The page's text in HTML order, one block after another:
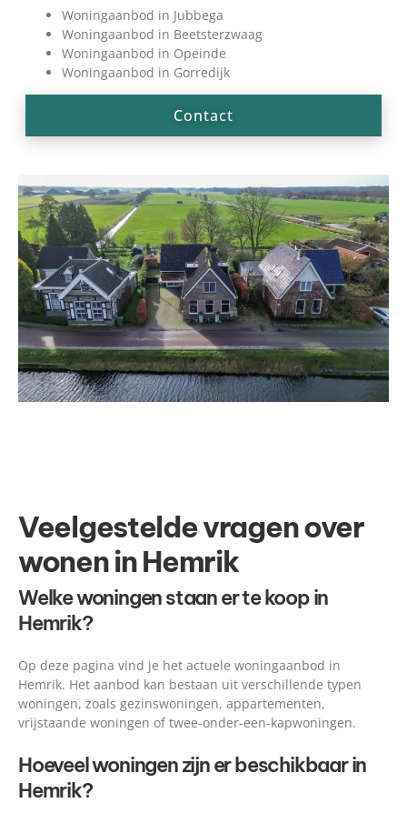
Woningaanbod in Jubbega
Woningaanbod in Beetsterzwaag
Woningaanbod in Opeinde
Woningaanbod in Gorredijk
Contact
Veelgestelde vragen over
wonen in Hemrik
Welke woningen staan er te koop in
Hemrik?
Op deze pagina vind je het actuele woningaanbod in
Hemrik. Het aanbod kan bestaan uit verschillende typen
woningen, zoals gezinswoningen, appartementen,
vrijstaande woningen of twee-onder-een-kapwoningen.
Hoeveel woningen zijn er beschikbaar in
Hemrik?